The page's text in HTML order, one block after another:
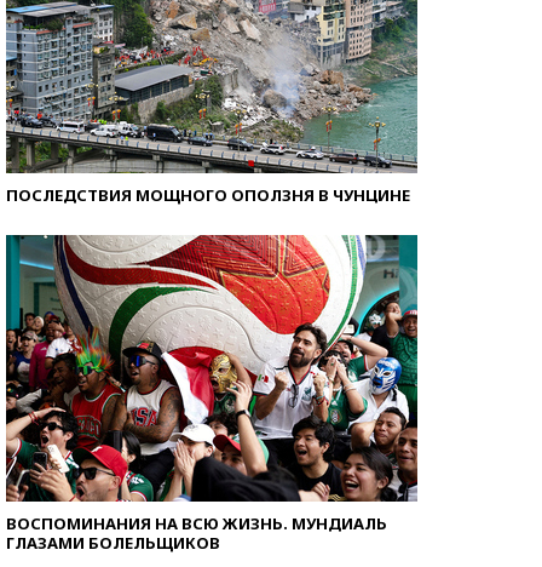
ПОСЛЕДСТВИЯ МОЩНОГО ОПОЛЗНЯ В ЧУНЦИНЕ
ВОСПОМИНАНИЯ НА ВСЮ ЖИЗНЬ. МУНДИАЛЬ
ГЛАЗАМИ БОЛЕЛЬЩИКОВ